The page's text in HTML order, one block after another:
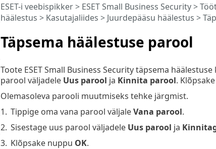
Täpsema häälestuse parool
ESET-i veebispikker> ESET Small Business Security>
häälestus > Kasutajaliides > Juurdepääsu häälestus >
Toote ESET Small Business Security täpsema
parool väljadele Uus parool ja Kinnita parool.
Olemasoleva parooli muutmiseks tehke järgmist.
1. Tippige oma vana parool väljaleVana parool.
2. Sisestage uus parool väljadele Uus parool ja
3. Klõpsake nuppu OK.